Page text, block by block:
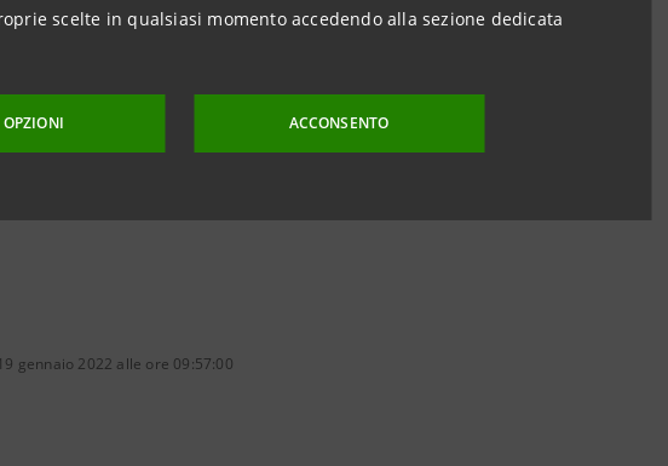
scelte in qualsiasi momento accedendo alla sezione dedicata
OPZIONI ACCONSENTO
gennaio 2022 alle ore 09:57:00